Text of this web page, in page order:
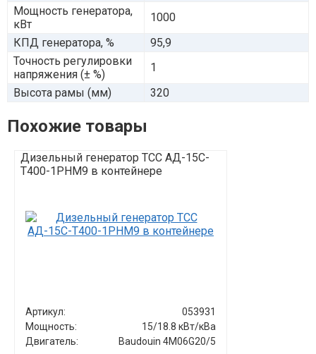
Мощность генератора,
кВт
1000
КПД генератора, %
95,9
Точность регулировки
напряжения (± %)
1
Высота рамы (мм)
320
Похожие товары
Дизельный генератор ТСС АД-15С-
Т400-1РНМ9 в контейнере
Артикул:
053931
Мощность:
15/18.8 кВт/кВа
Двигатель:
Baudouin 4M06G20/5